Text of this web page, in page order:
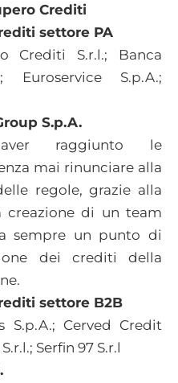
Crediti
settore PA
Crediti S.r.l.; Banca
Euroservice S.p.A.;
S.p.A.
raggiunto le
mai rinunciare alla
regole, grazie alla
creazione di un team
sempre un punto di
dei crediti della
settore B2B
S.p.A.; Cerved Credit
Serfin 97 S.r.l